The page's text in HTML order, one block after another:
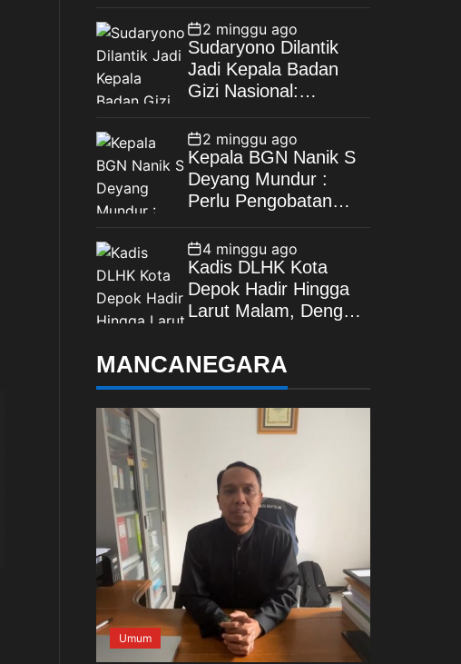
Sesuai Spesifikasi
2 minggu ago
Sudaryono Dilantik
Jadi Kepala Badan
Gizi Nasional:
Konflik Kepentingan
2 minggu ago
Kepala BGN Nanik S
Deyang Mundur :
Perlu Pengobatan
Negeri
4 minggu ago
Kadis DLHK Kota
Depok Hadir Hingga
Larut Malam, Dengar
Retribusi Sampah di
MANCANEGARA
Umum